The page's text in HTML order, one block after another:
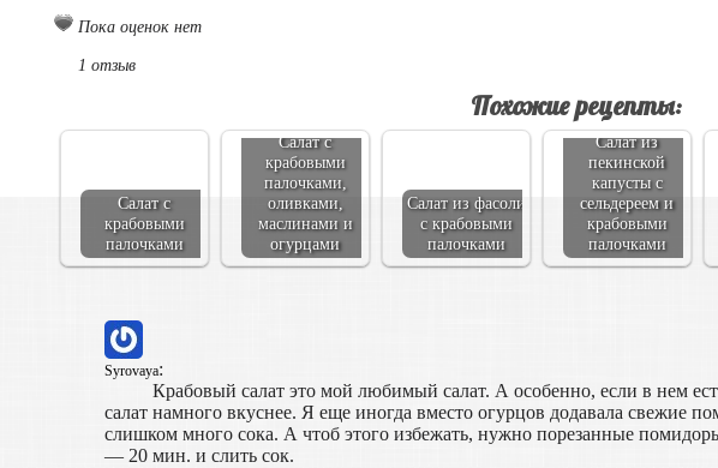
Пока оценок нет
1 отзыв
Похожие рецепты:
Салат с
крабовыми
палочками
Салат с
крабовыми
палочками,
оливками,
маслинами и
огурцами
Салат из фасоли
с крабовыми
палочками
Салат из
пекинской
капусты с
сельдереем и
крабовыми
палочками
Syrovaya:
Крабовый салат это мой любимый салат. А особенно, если в нем
салат намного вкуснее. Я еще иногда вместо огурцов додавала свежие
слишком много сока. А чтоб этого избежать, нужно порезанные
— 20 мин. и слить сок.